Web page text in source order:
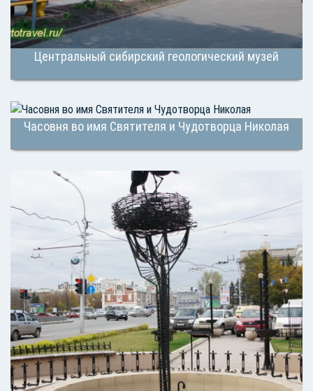
Центральный сибирский геологический музей
Часовня во имя Святителя и Чудотворца Николая